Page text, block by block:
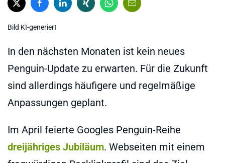
Bild KI-generiert
In den nächsten Monaten ist kein neues
Penguin-Update zu erwarten. Für die Zukunft
sind allerdings häufigere und regelmäßige
Anpassungen geplant.
Im April feierte Googles Penguin-Reihe
dreijähriges Jubiläum. Webseiten mit einem